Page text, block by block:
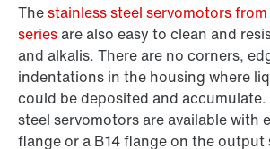
Thestainless steel servomotors
seriesare also easy to clean and
and alkalis. There are no corners,
indentations in the housing where
could be deposited and accumulate.
steel servomotors are available with
flange or a B14 flange on the output